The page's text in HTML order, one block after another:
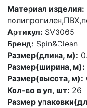
Материал изделия:
Артикул: SV3065
Бренд: Spin&Clean
Размер(длина, м):
Размер(ширина, м):
Размер(высота, м):
Кол-во в уп, шт: 26
Размер